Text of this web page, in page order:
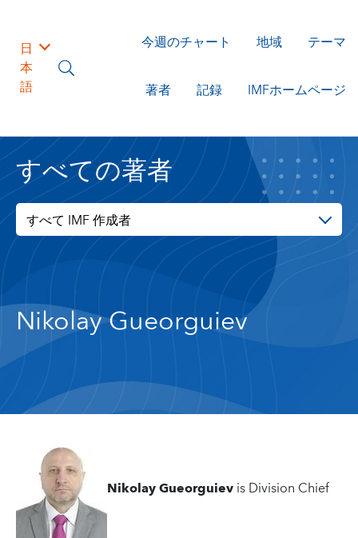
日
本
語
今週のチャート 地域 テーマ
著者 記録 IMFホームページ
すべての著者
すべて IMF 作成者
Nikolay Gueorguiev
Nikolay Gueorguievis Division Chief